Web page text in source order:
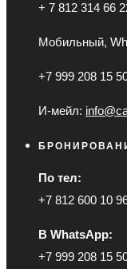
+ 7 812 314 66
Мобильный,
+7 999 208 15
И-мейл:
По тел:
+7 812 600 10
В WhatsApp:
+7 999 208 15